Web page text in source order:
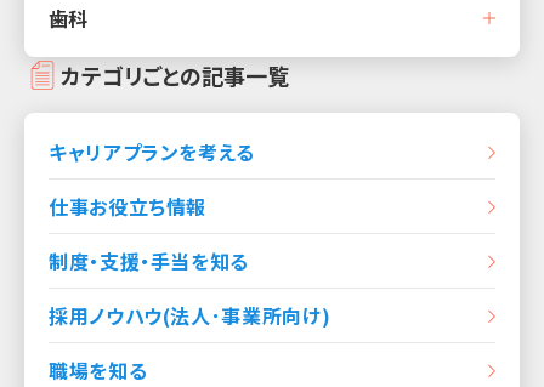
歯科
カテゴリごとの記事一覧
キャリアプランを考える
仕事お役立ち情報
制度・支援・手当を知る
採用ノウハウ(法人･事業所向け)
職場を知る